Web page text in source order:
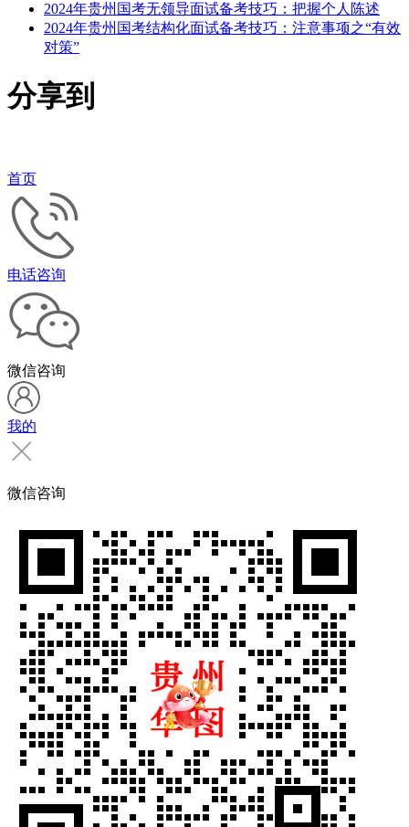
2024年贵州国考无领导面试备考技巧：把握个人陈述
2024年贵州国考结构化面试备考技巧：注意事项之“有效
对策”
分享到
首页
电话咨询
微信咨询
我的
微信咨询